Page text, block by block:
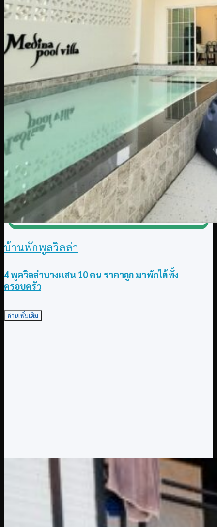
บ้านพักพูลวิลล่า
4 พูลวิลล่าบางแสน 10 คน ราคาถูก มาพักได้ทั้ง
ครอบครัว
อ่านเพิ่มเติม